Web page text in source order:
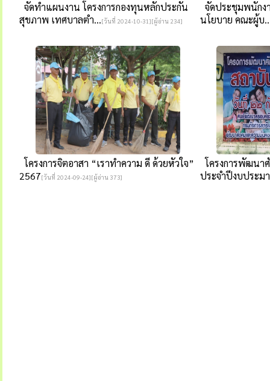
จัดทำแผนงาน โครงการกองทุนหลักประกัน
สุขภาพ เทศบาลตำ...[วันที่ 2024-10-31][ผู้อ่าน 234]
จัดประชุมพนักง
นโยบาย คณะผู้บ
โครงการจิตอาสา “เราทำความ ดี ด้วยหัวใจ”
2567[วันที่ 2024-09-24][ผู้อ่าน 373]
โครงการพัฒนา
ประจำปีงบประม